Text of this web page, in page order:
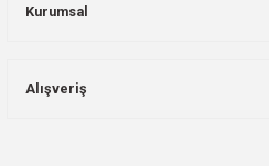
Kurumsal
Alışveriş